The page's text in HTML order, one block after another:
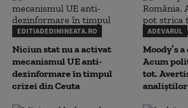
EDITIADEDIMINEATA.RO
Niciun stat nu a activat
mecanismul UE anti-
dezinformare în timpul
crizei din Ceuta
ADEVARUL
Moody’s
Acum
tot.
analiștilor